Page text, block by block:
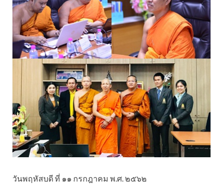
วันพฤหัสบดี ที่ ๑๑ กรกฎาคม พ.ศ. ๒๕๖๒